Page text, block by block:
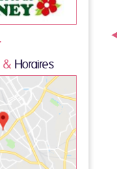
& Horaires